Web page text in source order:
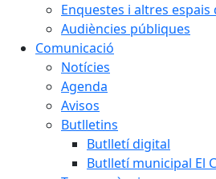
Enquestes i altres
Audiències públiques
Comunicació
Notícies
Agenda
Avisos
Butlletins
Butlletí digital
Butlletí municipal El